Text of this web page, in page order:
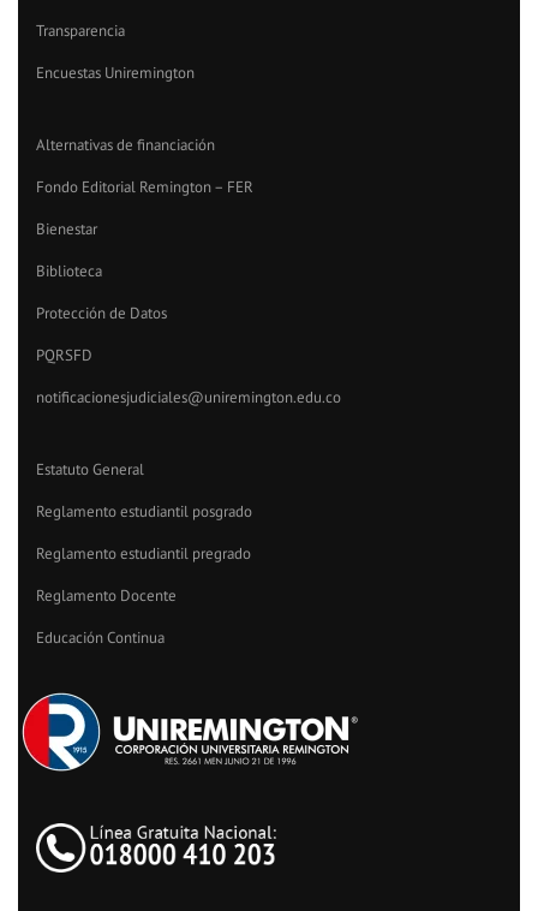
Transparencia
Encuestas Uniremington
Alternativas de financiación
Fondo Editorial Remington – FER
Bienestar
Biblioteca
Protección de Datos
PQRSFD
notificacionesjudiciales@uniremington.edu.co
Estatuto General
Reglamento estudiantil posgrado
Reglamento estudiantil pregrado
Reglamento Docente
Educación Continua